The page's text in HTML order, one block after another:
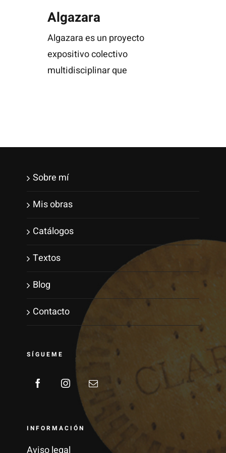
Algazara
Algazara es un proyecto
expositivo colectivo
multidisciplinar que
Sobre mí
Mis obras
Catálogos
Textos
Blog
Contacto
SÍGUEME
INFORMACIÓN
Aviso legal